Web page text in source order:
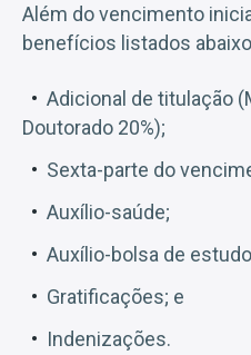
Além do vencimento
benefícios listados
Adicional de titulação
Doutorado 20%);
Sexta-parte do
Auxílio-saúde;
Auxílio-bolsa de
Gratificações; e
Indenizações.